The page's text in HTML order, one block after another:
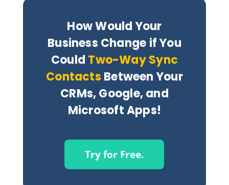
How Would Your
Business Change if You
Could Two-Way Sync
Contacts Between Your
CRMs, Google, and
Microsoft Apps!
Try for Free.